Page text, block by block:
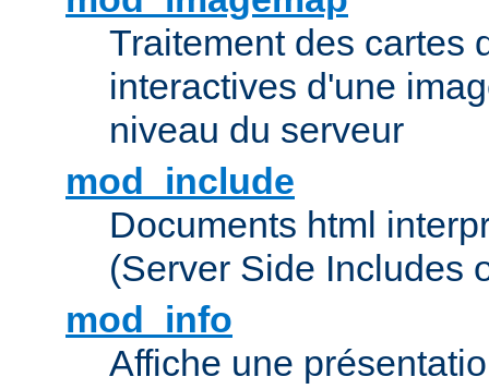
Traitement des cartes
interactives d'une
niveau du serveur
mod_include
Documents html
(Server Side Includes
mod_info
Affiche une